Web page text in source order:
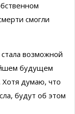
смогли
возможной
будущем
Хотя думаю, что
будут об этом